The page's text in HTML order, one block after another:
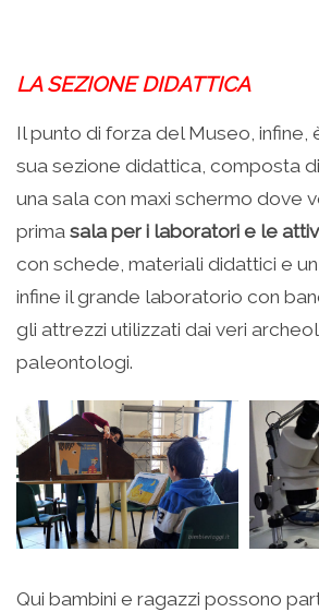
LA SEZIONE DIDATTICA
Il punto di forza del Museo, infine,
sua sezione didattica, composta
una sala con maxi schermo dove
prima sala per i laboratori e le
con schede, materiali didattici e
infine il grande laboratorio con
gli attrezzi utilizzati dai veri
paleontologi.
Qui bambini e ragazzi possono